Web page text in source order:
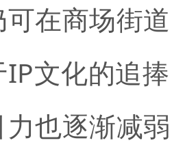
可在商场街
文化的追
也逐渐减